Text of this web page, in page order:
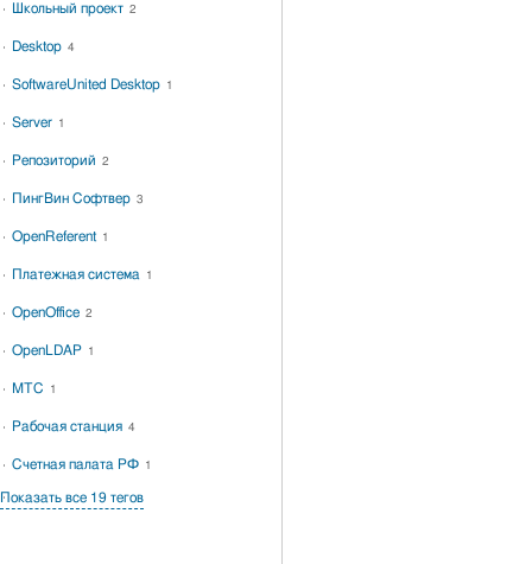
Школьный проект 2
Desktop 4
SoftwareUnited Desktop 1
Server 1
Репозиторий 2
ПингВин Софтвер 3
OpenReferent 1
Платежная система 1
OpenOffice 2
OpenLDAP 1
МТС 1
Рабочая станция 4
Счетная палата РФ 1
Показать все 19 тегов